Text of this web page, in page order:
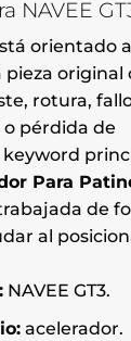
NAVEE
orientado
original
rotura,
pérdida de
Para
de
al
NAVEE GT3.
acelerador.